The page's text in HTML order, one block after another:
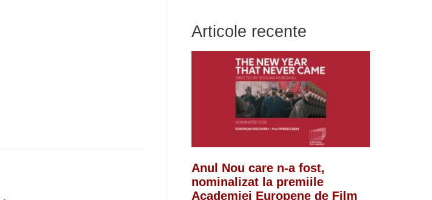
Articole recente
Anul Nou care n-a fost,
nominalizat la premiile
Academiei Europene de Film